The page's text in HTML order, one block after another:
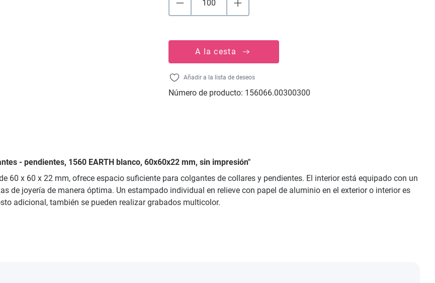
A la cesta
Añadir a la lista de deseos
Número de producto: 156066.00300300
- pendientes, 1560 EARTH blanco, 60x60x22 mm, sin impresión"
60 x 60 x 22 mm, ofrece espacio suficiente para colgantes de collares y pendientes. El interior está equipado con un
de joyería de manera óptima. Un estampado individual en relieve con papel de aluminio en el exterior o interior es
adicional, también se pueden realizar grabados multicolor.